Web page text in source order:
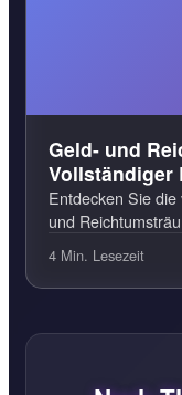
Geld- und
Vollständiger
und
Entdecken Sie
und
4 Min. Lesezeit